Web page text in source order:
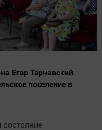
Егор Тарнавский
поселение в
состояние